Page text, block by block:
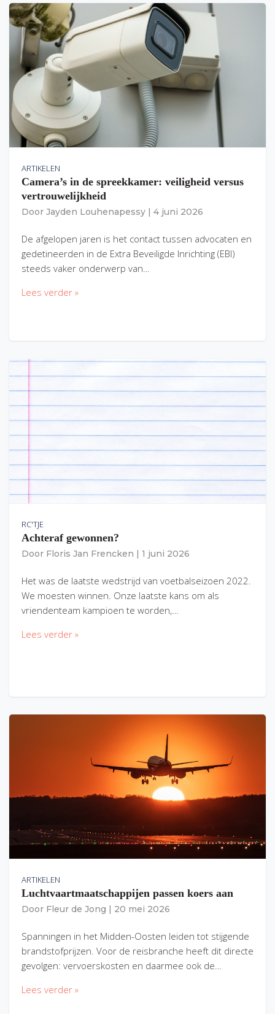
ARTIKELEN
Camera’s in de spreekkamer: veiligheid versus
vertrouwelijkheid
Door Jayden Louhenapessy 4 juni 2026
De afgelopen jaren is het contact tussen advocaten en
gedetineerden in de Extra Beveiligde Inrichting (EBI)
steeds vaker onderwerp van…
Lees verder »
RC'TJE
Achteraf gewonnen?
Door Floris Jan Frencken 1 juni 2026
Het was de laatste wedstrijd van voetbalseizoen 2022.
We moesten winnen. Onze laatste kans om als
vriendenteam kampioen te worden,…
Lees verder »
ARTIKELEN
Luchtvaartmaatschappijen passen koers aan
Door Fleur de Jong 20 mei 2026
Spanningen in het Midden-Oosten leiden tot stijgende
brandstofprijzen. Voor de reisbranche heeft dit directe
gevolgen: vervoerskosten en daarmee ook de…
Lees verder »